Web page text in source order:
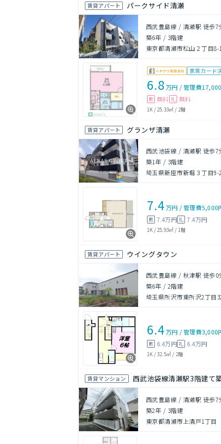
賃貸アパート パークサイド清瀬
西武豊島線 / 清瀬駅 徒歩7
築6年 / 3階建
東京都清瀬市松山２丁目8-
家賃カード
6.8万円 /管理費
敷 無料 礼 無料
1K /25.33㎡ / 2階
賃貸アパート グランザ清瀬
西武池袋線 / 清瀬駅 徒歩7
築1年 / 3階建
埼玉県新座市新堀３丁目9-
7.4万円 /管理費5,000
敷 7.4万円礼 7.4万円
1K / 25.93㎡ / 1階
賃貸アパート ウイングタウン
西武豊島線 / 秋津駅 徒歩0
築6年 / 2階建
埼玉県所沢市東所沢2丁目
6.4万円 /管理費3,000
敷 6.4万円礼 6.4万円
1K /32.5㎡ / 2階
賃貸マンション 西武池袋線清瀬駅3階建て
西武豊島線 / 清瀬駅 徒歩7
築2年 / 3階建
東京都清瀬市上清戸1丁目